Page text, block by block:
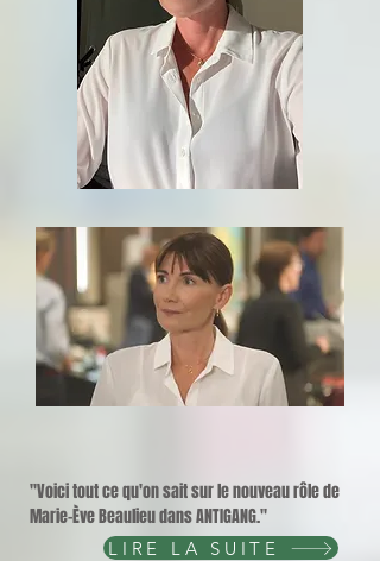
"Voici tout ce qu'on sait sur le nouveau rôle de
Marie-Ève Beaulieu dans ANTIGANG."
LIRE LA SUITE